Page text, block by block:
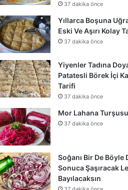
37 dakika önce
Yıllarca Boşuna
Eski Ve Aşırı Kolay
37 dakika önce
Yiyenler Tadına
Patatesli Börek İçi
Tarifi
37 dakika önce
Mor Lahana Turşusu
37 dakika önce
Soğanı Bir De Böyle
Sonuca Şaşıracak
Bayılacaksın